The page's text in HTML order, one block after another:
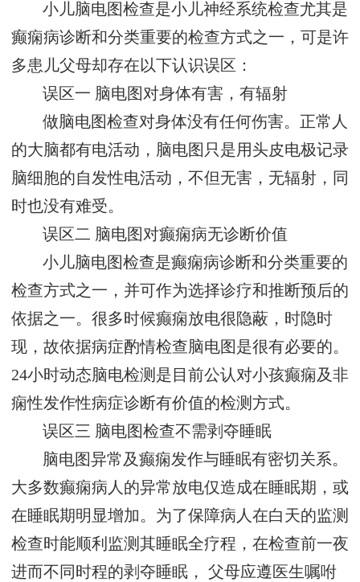
小儿脑电图检查是小儿神经系统检查尤其是
癫痫病诊断和分类重要的检查方式之一，可是许
多患儿父母却存在以下认识误区：
误区一 脑电图对身体有害，有辐射
做脑电图检查对身体没有任何伤害。正常人
的大脑都有电活动，脑电图只是用头皮电极记录
脑细胞的自发性电活动，不但无害，无辐射，同
时也没有难受。
误区二 脑电图对癫痫病无诊断价值
小儿脑电图检查是癫痫病诊断和分类重要的
检查方式之一，并可作为选择诊疗和推断预后的
依据之一。很多时候癫痫放电很隐蔽，时隐时
现，故依据病症酌情检查脑电图是很有必要的。
24小时动态脑电检测是目前公认对小孩癫痫及非
痫性发作性病症诊断有价值的检测方式。
误区三 脑电图检查不需剥夺睡眠
脑电图异常及癫痫发作与睡眠有密切关系。
大多数癫痫病人的异常放电仅造成在睡眠期，或
在睡眠期明显增加。为了保障病人在白天的监测
检查时能顺利监测其睡眠全疗程，在检查前一夜
进而不同时程的剥夺睡眠， 父母应遵医生嘱咐